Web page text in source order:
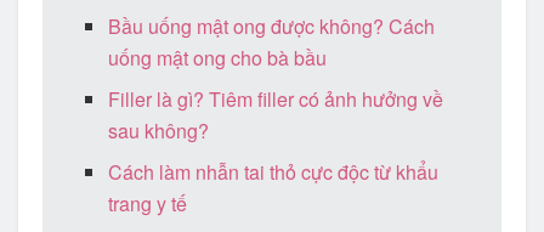
Bầu uống mật ong được không? Cách
uống mật ong cho bà bầu
Filler là gì? Tiêm filler có ảnh hưởng về
sau không?
Cách làm nhẫn tai thỏ cực độc từ khẩu
trang y tế